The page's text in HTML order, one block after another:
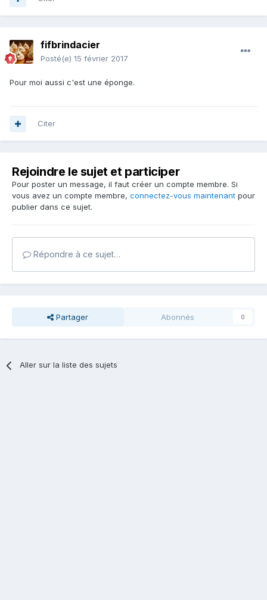
fifbrindacier
Posté(e) 15 février 2017
Pour moi aussi c'est une éponge.
Citer
Rejoindre le sujet et participer
Pour poster un message, il faut créer un compte membre. Si
vous avez un compte membre, connectez-vous maintenant pour
publier dans ce sujet.
Répondre à ce sujet…
Partager Abonnés 0
Aller sur la liste des sujets